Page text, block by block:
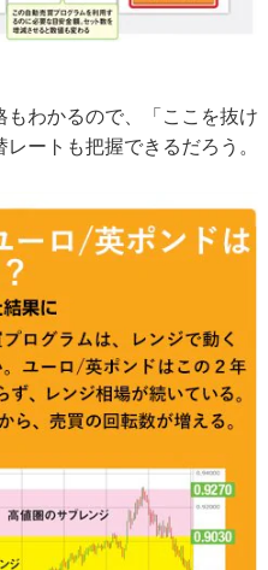
わかるので、「ここを抜け
ートも把握できるだろう。